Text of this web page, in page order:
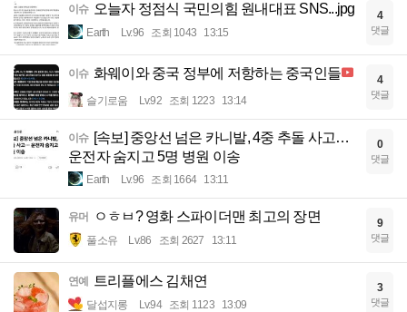
이슈 오늘자 정점식 국민의힘 원내대표 SNS...jpg
Earth Lv.96 조회 1043 13:15
4
댓글
이슈 화웨이와 중국 정부에 저항하는 중국인들
슬기로움 Lv.92 조회 1223 13:14
4
댓글
이슈 [속보] 중앙선 넘은 카니발, 4중 추돌 사고…
운전자 숨지고 5명 병원 이송
Earth Lv.96 조회 1664 13:11
0
댓글
유머 ㅇㅎㅂ? 영화 스파이더맨 최고의 장면
풀소유 Lv.86 조회 2627 13:11
9
댓글
연예 트리플에스 김채연
달섭지롱 Lv.94 조회 1123 13:09
3
댓글